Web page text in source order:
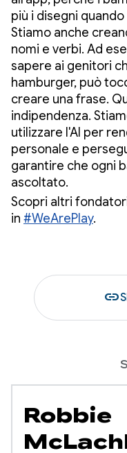
più i disegni
Stiamo anche
nomi e verbi. Ad
sapere ai genitori
hamburger, può
creare una frase.
indipendenza.
utilizzare l'AI per
personale e
garantire che ogni
ascoltato.
Scopri altri
in #WeArePlay.
link
Robbie